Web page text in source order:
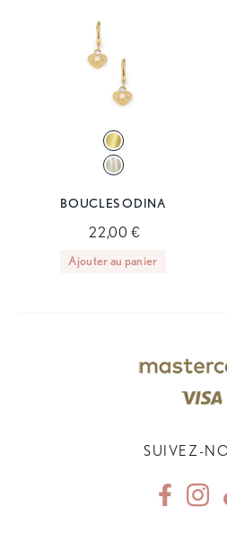
BOUCLES ODINA
22,00 €
Ajouter au panier
SUIVEZ-